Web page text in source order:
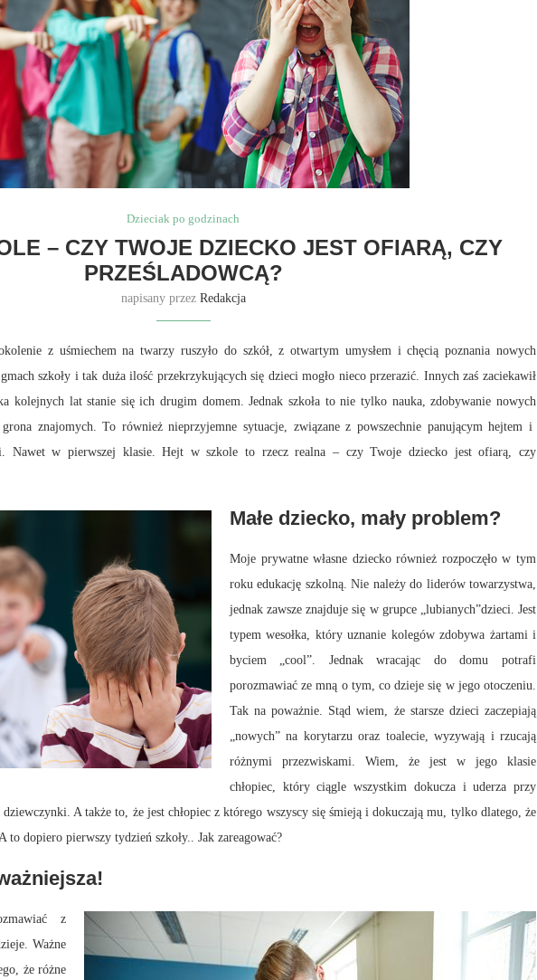
Dzieciak po godzinach
– CZY TWOJE DZIECKO JEST OFIARĄ, CZY
PRZEŚLADOWCĄ?
napisany przez Redakcja
z uśmiechem na twarzy ruszyło do szkół, z otwartym umysłem i chęcią poznania nowych
szkoły i tak duża ilość przekrzykujących się dzieci mogło nieco przerazić. Innych zaś zaciekawił
kolejnych lat stanie się ich drugim domem. Jednak szkoła to nie tylko nauka, zdobywanie nowych
znajomych. To również nieprzyjemne sytuacje, związane z powszechnie panującym hejtem i
Nawet w pierwszej klasie. Hejt w szkole to rzecz realna – czy Twoje dziecko jest ofiarą, czy
Małe dziecko, mały problem?
Moje prywatne własne dziecko również rozpoczęło w tym
roku edukację szkolną. Nie należy do liderów towarzystwa,
jednak zawsze znajduje się w grupce „lubianych”dzieci. Jest
typem wesołka, który uznanie kolegów zdobywa żartami i
byciem „cool”. Jednak wracając do domu potrafi
porozmawiać ze mną o tym, co dzieje się w jego otoczeniu.
Tak na poważnie. Stąd wiem, że starsze dzieci zaczepiają
„nowych” na korytarzu oraz toalecie, wyzywają i rzucają
różnymi przezwiskami. Wiem, że jest w jego klasie
chłopiec, który ciągle wszystkim dokucza i uderza przy
A także to, że jest chłopiec z którego wszyscy się śmieją i dokuczają mu, tylko dlatego, że
dopiero pierwszy tydzień szkoły.. Jak zareagować?
z
Ważne
że różne